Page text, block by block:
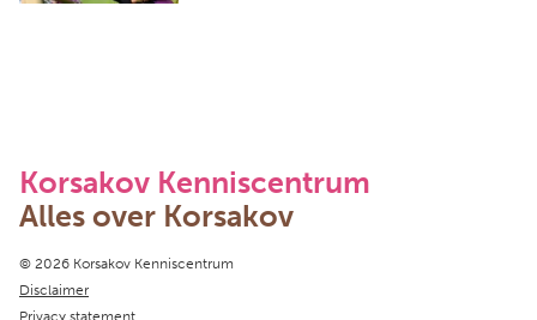
Korsakov Kenniscentrum
Alles over Korsakov
Copyright navigation
© 2026 Korsakov Kenniscentrum
Disclaimer
Privacy statement